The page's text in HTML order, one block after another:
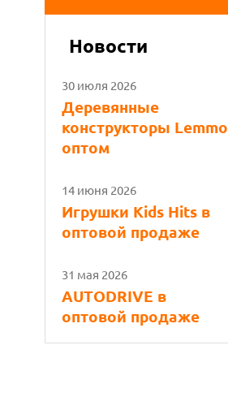
Новости
30 июля 2026
Деревянные
конструкторы Lemmo
оптом
14 июня 2026
Игрушки Kids Hits в
оптовой продаже
31 мая 2026
AUTODRIVE в
оптовой продаже